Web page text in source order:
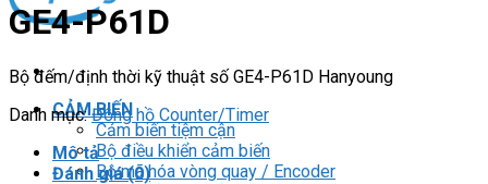
CẢM BIẾN
Cảm biến tiệm cận
Bộ điều khiển cảm biến
Bộ mã hóa vòng quay / Encoder
GE4-P61D
Bộ đếm/định thời kỹ thuật số GE4-P61D Hanyoung
Danh mục:Đồng hồ Counter/Timer
Mô tả
Đánh giá (0)